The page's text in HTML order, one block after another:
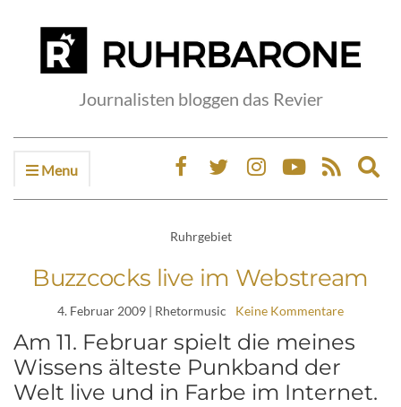
Journalisten bloggen das Revier
Menu
Ruhrgebiet
Buzzcocks live im Webstream
4. Februar 2009 | Rhetormusic Keine Kommentare
Am 11. Februar spielt die meines
Wissens älteste Punkband der
Welt live und in Farbe im Internet.